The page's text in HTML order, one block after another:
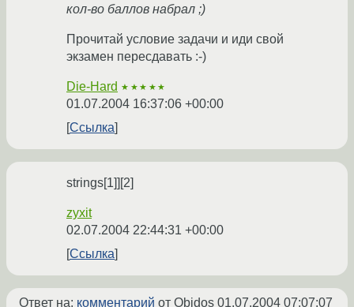
кол-во баллов набрал ;)
Прочитай условие задачи и иди свой
экзамен пересдавать :-)
Die-Hard ★★★★★
01.07.2004 16:37:06 +00:00
Ссылка
strings[1]][2]
zyxit
02.07.2004 22:44:31 +00:00
Ссылка
Ответ на: комментарий от Obidos 01.07.2004 07:07:07